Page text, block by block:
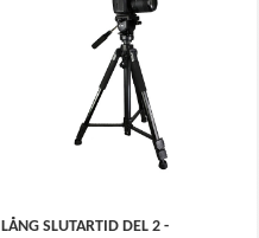
LÅNG SLUTARTID DEL 2 -